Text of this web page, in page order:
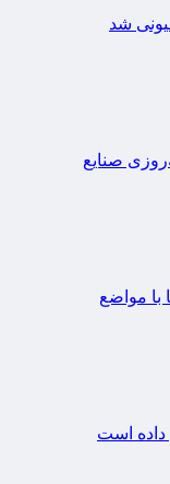
با مواضع
داده است